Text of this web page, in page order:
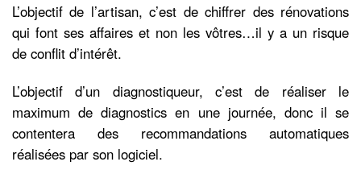
L’objectif de l’artisan, c’est de chiffrer des rénovations
qui font ses affaires et non les vôtres…il y a un risque
de conflit d’intérêt.
L’objectif d’un diagnostiqueur, c’est de réaliser le
maximum de diagnostics en une journée, donc il se
contentera des recommandations automatiques
réalisées par son logiciel.